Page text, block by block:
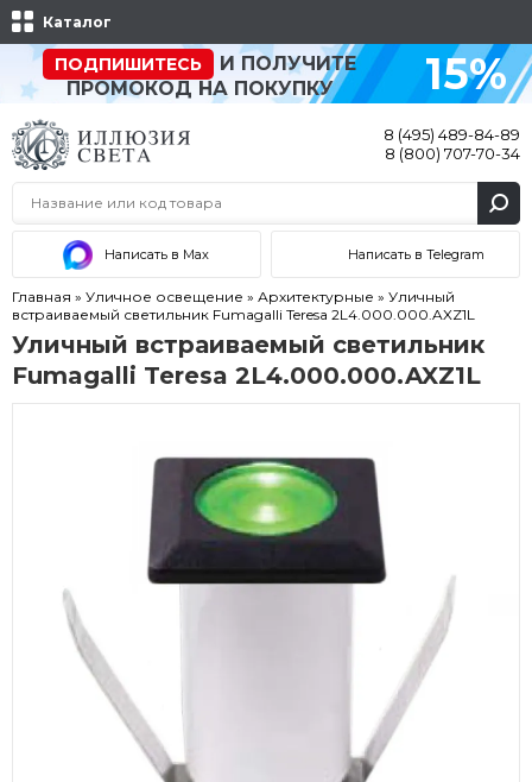
Каталог
ПОДПИШИТЕСЬ
И ПОЛУЧИТЕ
ПРОМОКОД НА ПОКУПКУ
15%
8 (495) 489-84-89
8 (800) 707-70-34
Написать в Max Написать в Telegram
Главная » Уличное освещение » Архитектурные » Уличный
встраиваемый светильник Fumagalli Teresa 2L4.000.000.AXZ1L
Уличный встраиваемый светильник
Fumagalli Teresa 2L4.000.000.AXZ1L